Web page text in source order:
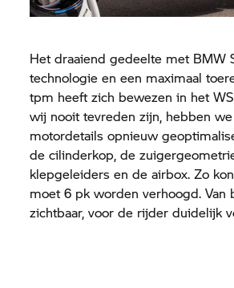
Het draaiend gedeelte met BMW
technologie en een maximaal
tpm heeft zich bewezen in het
wij nooit tevreden zijn, hebben
motordetails opnieuw
de cilinderkop, de
klepgeleiders en de airbox. Zo
moet 6 pk worden verhoogd. Van
zichtbaar, voor de rijder duidelijk